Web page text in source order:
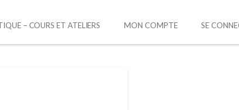
– COURS ET ATELIERS MON COMPTE SE